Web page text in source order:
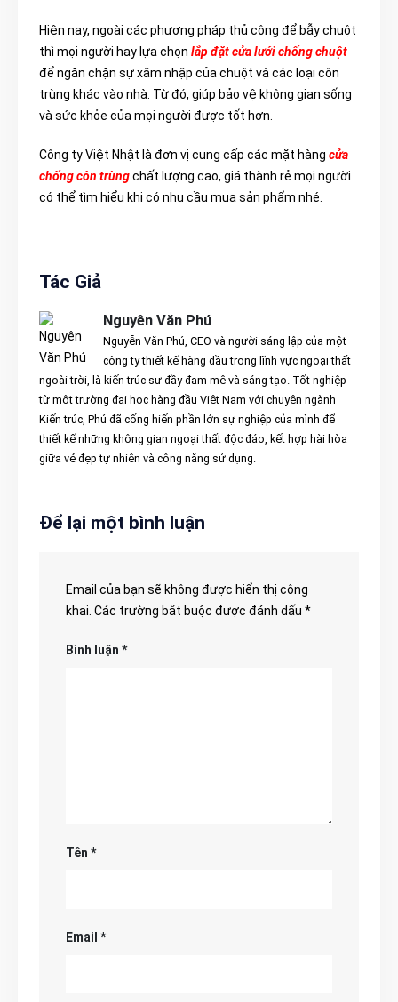
Hiện nay, ngoài các phương pháp thủ công để bẫy chuột
thì mọi người hay lựa chọn lắp đặt cửa lưới chống chuột
để ngăn chặn sự xâm nhập của chuột và các loại côn
trùng khác vào nhà. Từ đó, giúp bảo vệ không gian sống
và sức khỏe của mọi người được tốt hơn.
Công ty Việt Nhật là đơn vị cung cấp các mặt hàng cửa
chống côn trùngchất lượng cao, giá thành rẻ mọi người
có thể tìm hiểu khi có nhu cầu mua sản phẩm nhé.
Tác Giả
Nguyên Văn Phú
Nguyễn Văn Phú, CEO và người sáng lập của một
công ty thiết kế hàng đầu trong lĩnh vực ngoại thất
ngoài trời, là kiến trúc sư đầy đam mê và sáng tạo. Tốt nghiệp
từ một trường đại học hàng đầu Việt Nam với chuyên ngành
Kiến trúc, Phú đã cống hiến phần lớn sự nghiệp của mình để
thiết kế những không gian ngoại thất độc đáo, kết hợp hài hòa
giữa vẻ đẹp tự nhiên và công năng sử dụng.
Để lại một bình luận
Email của bạn sẽ không được hiển thị công
khai. Các trường bắt buộc được đánh dấu *
Bình luận *
Tên *
Email *